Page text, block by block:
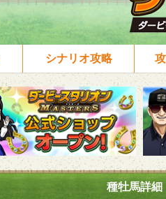
シナリオ攻略
種牡馬詳細